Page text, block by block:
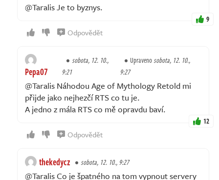
@Taralis Je to byznys.
9
Odpovědět
Pepa07
sobota, 12. 10.,
9:21
Upravenosobota, 12. 10.,
9:27
@Taralis Náhodou Age of Mythology Retold mi
přijde jako nejhezčí RTS co tu je.
A jedno z mála RTS co mě opravdu baví.
12
Odpovědět
thekedycz sobota, 12. 10., 9:27
@Taralis Co je špatného na tom vypnout servery